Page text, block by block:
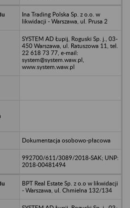
Ina Trading Polska Sp. z o.o. w
likwidacji - Warszawa, ul. Prusa 2
SYSTEM AD Łupij, Roguski Sp. j., 03-
450 Warszawa, ul. Ratuszowa 11, tel.
22 618 73 77, e-mail:
system@system.waw.pl,
www.system.waw.pl
Dokumentacja osobowo-płacowa
992700/611/3089/2018-SAK; UNP:
2018-00481494
BPT Real Estate Sp. z o.o w likwidacji
- Warszawa, ul. Chmielna 132/134